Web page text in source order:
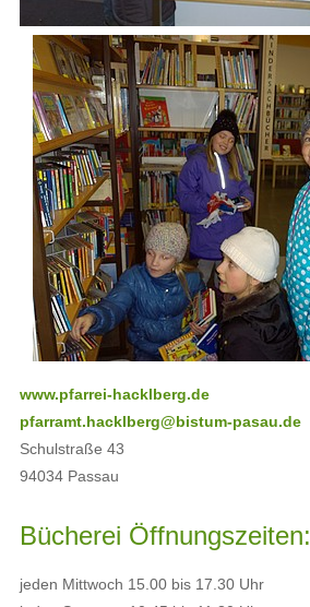
www.pfarrei-hacklberg.de
pfarramt.hacklberg@bistum-pasau.de
Schulstraße 43
94034 Passau
Bücherei Öffnungszeiten:
jeden Mittwoch 15.00 bis 17.30 Uhr